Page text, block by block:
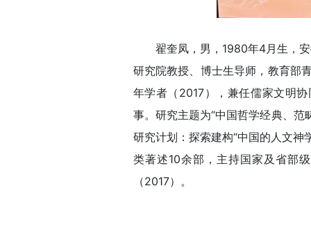
翟奎凤，男，1980年4月生，
研究院教授、博士生导师，教育部
年学者（2017），兼任儒家文明
事。研究主题为“中国哲学经典、
研究计划：探索建构“中国的人文神
类著述10余部，主持国家及省部
（2017）。